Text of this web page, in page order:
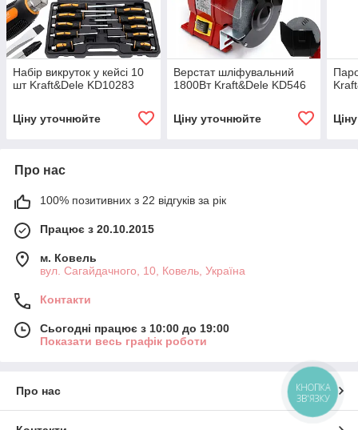
Набір викруток у кейсі 10
шт Kraft&Dele KD10283
Ціну уточнюйте
Верстат шліфувальний
1800Вт Kraft&Dele KD546
Ціну уточнюйте
Про нас
100% позитивних з 22 відгуків за рік
Працює з 20.10.2015
м. Ковель
вул. Сагайдачного, 10, Ковель, Україна
Контакти
Сьогодні працює з 10:00 до 19:00
Показати весь графік роботи
Про нас
КНОПКА
ЗВ'ЯЗКУ